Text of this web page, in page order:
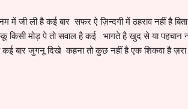
में जी ली है कई बार सफर ऐ ज़िन्दगी में ठहराव नहीं है
किसी मोड़ पे तो सवाल है कई भागते है खुद से या पहचान
बार जुगनू दिखे कहना तो कुछ नहीं है एक शिकवा है ज़रा